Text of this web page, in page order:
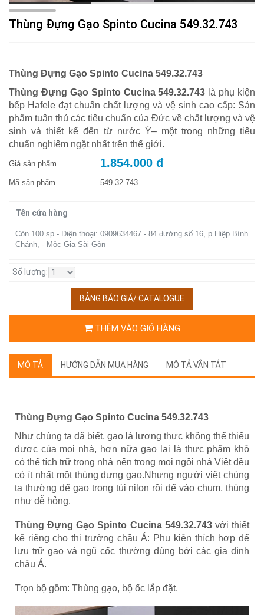
Thùng Đựng Gạo Spinto Cucina 549.32.743
Thùng Đựng Gạo Spinto Cucina 549.32.743
Thùng Đựng Gạo Spinto Cucina 549.32.743 là phụ kiện
bếp Hafele đạt chuẩn chất lượng và vệ sinh cao cấp: Sản
phẩm tuân thủ các tiêu chuẩn của Đức về chất lượng và vệ
sinh và thiết kế đến từ nước Ý– một trong những tiêu
chuẩn nghiêm ngặt nhất trên thế giới.
Giá sản phẩm 1.854.000 đ
Mã sản phẩm 549.32.743
Tên cửa hàng
Còn 100 sp - Điện thoại: 0909634467 - 84 đường số 16, p Hiệp Bình
Chánh, - Mộc Gia Sài Gòn
Số lượng:
BẢNG BÁO GIÁ/ CATALOGUE
THÊM VÀO GIỎ HÀNG
MÔ TẢ HƯỚNG DẪN MUA HÀNG MÔ TẢ VẮN TẮT
Thùng Đựng Gạo Spinto Cucina 549.32.743
Như chúng ta đã biết, gạo là lương thực không thể thiếu
được của mọi nhà, hơn nữa gạo lại là thực phẩm khô
có thể tích trữ trong nhà nên trong mọi ngôi nhà Việt đều
có ít nhất một thùng đựng gạo.Nhưng người việt chúng
ta thường để gạo trong túi nilon rồi để vào chum, thùng
như dễ hỏng.
Thùng Đựng Gạo Spinto Cucina 549.32.743với thiết
kế riêng cho thị trường châu Á: Phụ kiện thích hợp để
lưu trữ gạo và ngũ cốc thường dùng bởi các gia đình
châu Á.
Trọn bộ gồm: Thùng gạo, bộ ốc lắp đặt.